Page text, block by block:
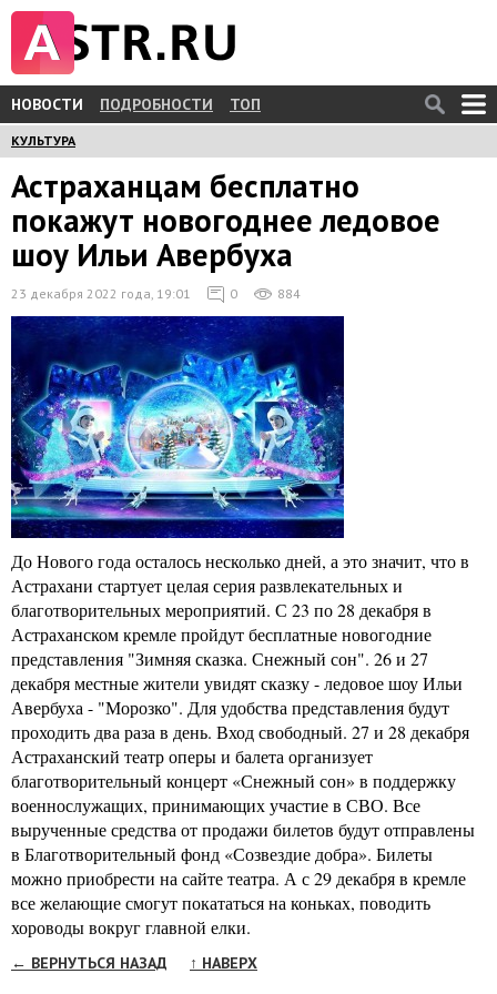
НОВОСТИ ПОДРОБНОСТИ ТОП
КУЛЬТУРА
Астраханцам бесплатно
покажут новогоднее ледовое
шоу Ильи Авербуха
23 декабря 2022 года, 19:01 0 884
До Нового года осталось несколько дней, а это значит, что в
Астрахани стартует целая серия развлекательных и
благотворительных мероприятий. С 23 по 28 декабря в
Астраханском кремле пройдут бесплатные новогодние
представления "Зимняя сказка. Снежный сон". 26 и 27
декабря местные жители увидят сказку - ледовое шоу Ильи
Авербуха - "Морозко". Для удобства представления будут
проходить два раза в день. Вход свободный. 27 и 28 декабря
Астраханский театр оперы и балета организует
благотворительный концерт «Снежный сон» в поддержку
военнослужащих, принимающих участие в СВО. Все
вырученные средства от продажи билетов будут отправлены
в Благотворительный фонд «Созвездие добра». Билеты
можно приобрести на сайте театра. А с 29 декабря в кремле
все желающие смогут покататься на коньках, поводить
хороводы вокруг главной елки.
← ВЕРНУТЬСЯ НАЗАД ↑ НАВЕРХ